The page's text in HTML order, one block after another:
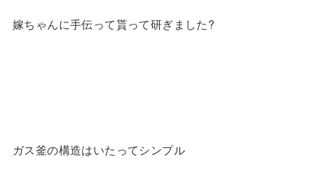
嫁ちゃんに手伝って貰って研ぎました?
ガス釜の構造はいたってシンプル